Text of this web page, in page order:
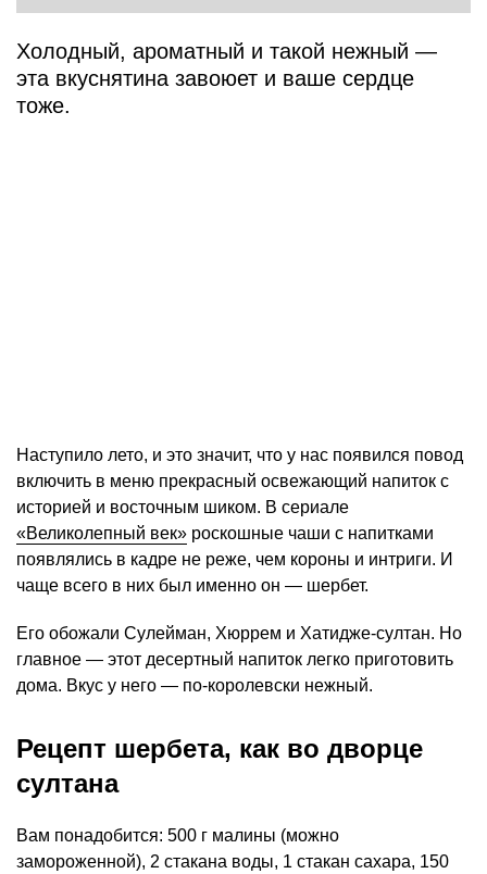
Холодный, ароматный и такой нежный —
эта вкуснятина завоюет и ваше сердце
тоже.
Наступило лето, и это значит, что у нас появился повод
включить в меню прекрасный освежающий напиток с
историей и восточным шиком. В сериале
«Великолепный век» роскошные чаши с напитками
появлялись в кадре не реже, чем короны и интриги. И
чаще всего в них был именно он — шербет.
Его обожали Сулейман, Хюррем и Хатидже-султан. Но
главное — этот десертный напиток легко приготовить
дома. Вкус у него — по-королевски нежный.
Рецепт шербета, как во дворце
султана
Вам понадобится: 500 г малины (можно
замороженной), 2 стакана воды, 1 стакан сахара, 150